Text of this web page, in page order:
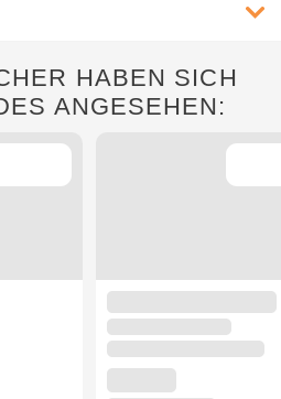
HABEN SICH
ANGESEHEN: